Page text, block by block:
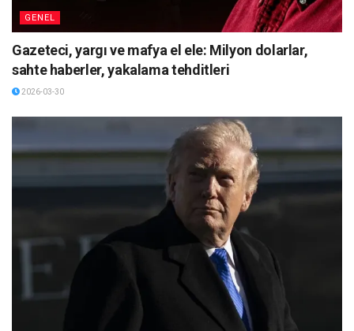
GENEL
Gazeteci, yargı ve mafya el ele: Milyon dolarlar,
sahte haberler, yakalama tehditleri
2026-03-30